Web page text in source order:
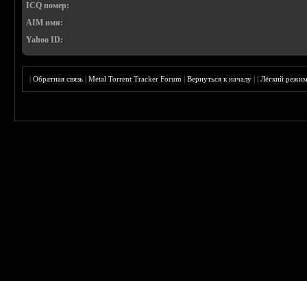
ICQ номер:
AIM имя:
Yahoo ID:
|Обратная связь |Metal Torrent Tracker Forum |Вернуться к началу ||Лёгкий